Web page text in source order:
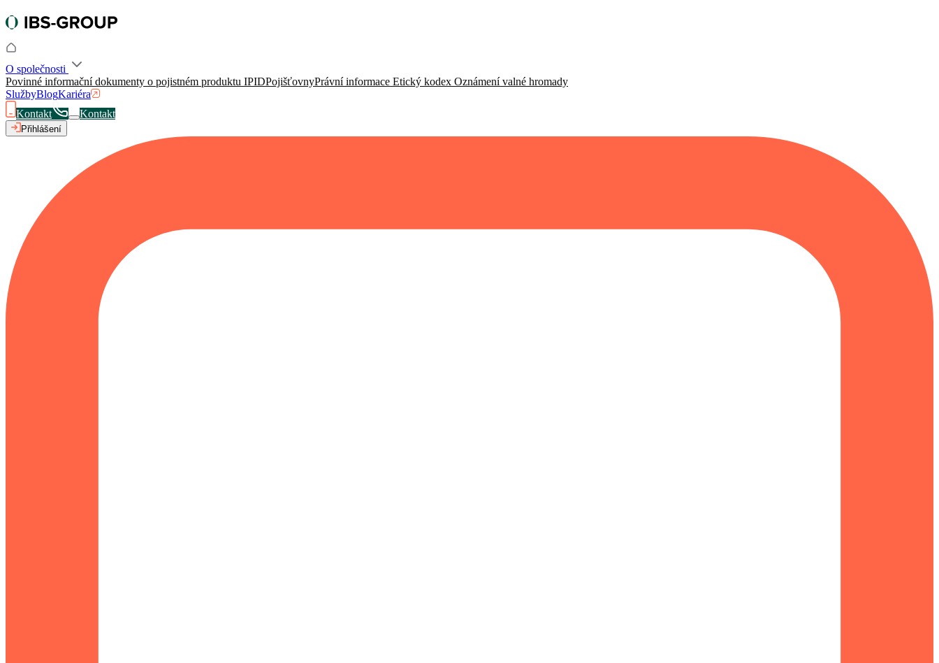
O společnosti
Povinné informační dokumenty o pojistném produktu IPIDPojišťovnyPrávní informace Etický kodex Oznámení valné hromady
SlužbyBlogKariéra
Kontakt
Kontakt
Přihlášení